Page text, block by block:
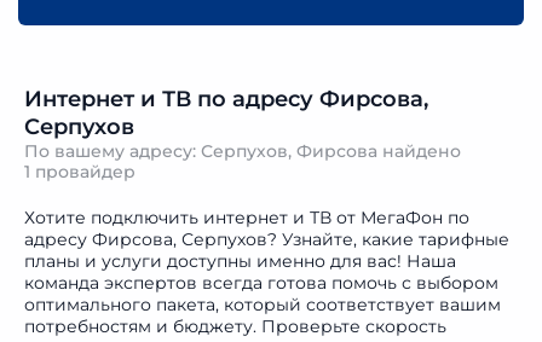
Интернет и ТВ по адресу Фирсова,
Серпухов
По вашему адресу: Серпухов, Фирсова найдено
1 провайдер
Хотите подключить интернет и ТВ от МегаФон по
адресу Фирсова, Серпухов? Узнайте, какие тарифные
планы и услуги доступны именно для вас! Наша
команда экспертов всегда готова помочь с выбором
оптимального пакета, который соответствует вашим
потребностям и бюджету. Проверьте скорость